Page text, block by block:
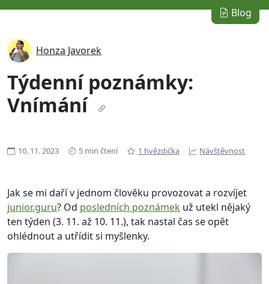
Blog
Honza Javorek
Týdenní poznámky:
Vnímání
10. 11. 2023 5 min čtení 1 hvězdička Návštěvnost
Jak se mi daří v jednom člověku provozovat a rozvíjet
junior.guru? Od posledních poznámek už utekl nějaký
ten týden (3. 11. až 10. 11.), tak nastal čas se opět
ohlédnout a utřídit si myšlenky.